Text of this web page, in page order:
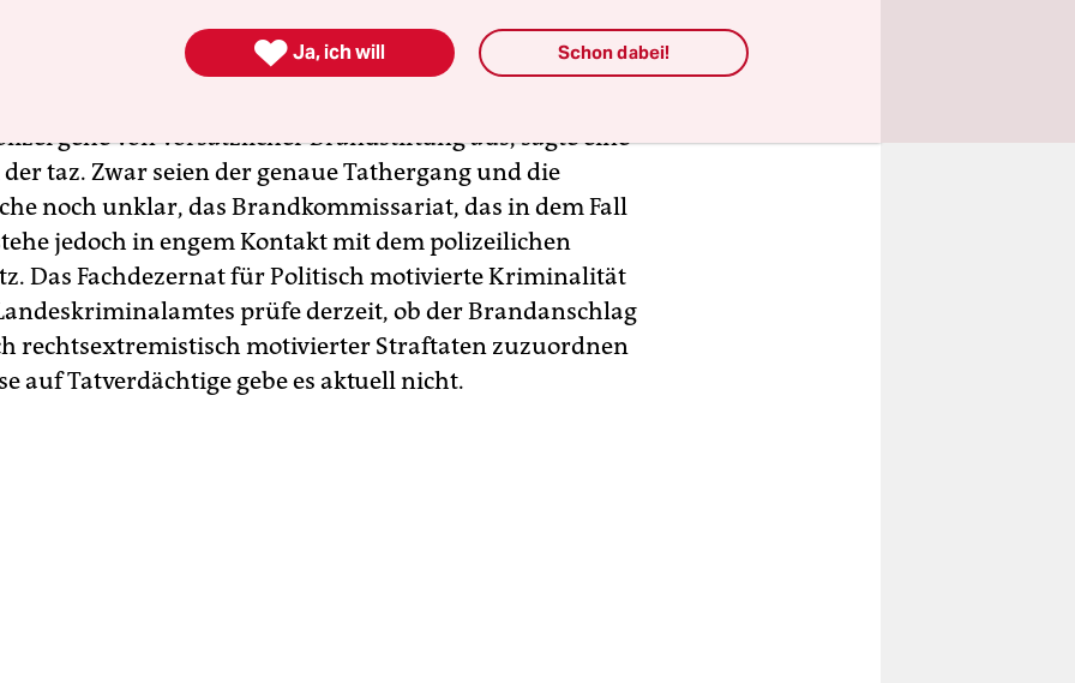
gehe von vorsätzlicher Brandstiftung aus, sagte eine
taz. Zwar seien der genaue Tathergang und die
noch unklar, das Brandkommissariat, das in dem Fall
jedoch in engem Kontakt mit dem polizeilichen
Das Fachdezernat für Politisch motivierte Kriminalität
prüfe derzeit, ob der Brandanschlag
rechtsextremistisch motivierter Straftaten zuzuordnen
auf Tatverdächtige gebe es aktuell nicht.
 Ja, ich will Schon dabei!